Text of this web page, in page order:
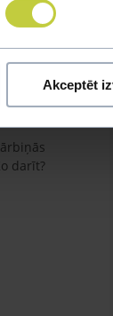
Akceptēt
darīt?